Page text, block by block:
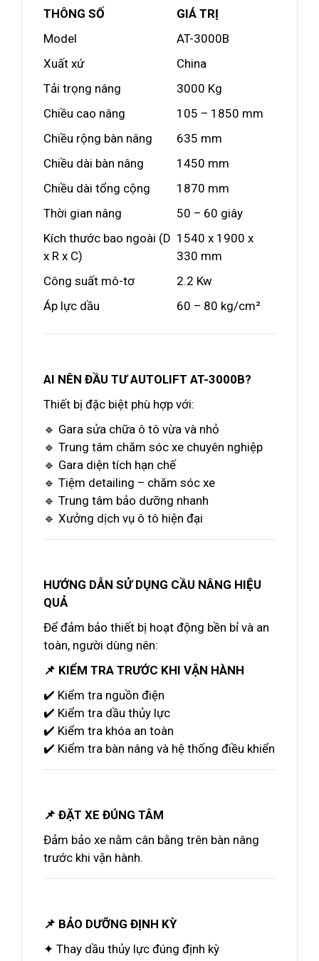
THÔNG SỐ
GIÁ TRỊ
Model
AT-3000B
Xuất xứ
China
Tải trọng nâng
3000 Kg
Chiều cao nâng
105 – 1850 mm
Chiều rộng bàn nâng
635 mm
Chiều dài bàn nâng
1450 mm
Chiều dài tổng cộng
1870 mm
Thời gian nâng
50 – 60 giây
Kích thước bao ngoài (D
x R x C)
1540 x 1900 x
330 mm
Công suất mô-tơ
2.2 Kw
Áp lực dầu
60 – 80 kg/cm²
AI NÊN ĐẦU TƯ AUTOLIFT AT-3000B?
Thiết bị đặc biệt phù hợp với:
🔹 Gara sửa chữa ô tô vừa và nhỏ
🔹 Trung tâm chăm sóc xe chuyên nghiệp
🔹 Gara diện tích hạn chế
🔹 Tiệm detailing – chăm sóc xe
🔹 Trung tâm bảo dưỡng nhanh
🔹 Xưởng dịch vụ ô tô hiện đại
HƯỚNG DẪN SỬ DỤNG CẦU NÂNG HIỆU
QUẢ
Để đảm bảo thiết bị hoạt động bền bỉ và an
toàn, người dùng nên:
📌 KIỂM TRA TRƯỚC KHI VẬN HÀNH
✔️ Kiểm tra nguồn điện
✔️ Kiểm tra dầu thủy lực
✔️ Kiểm tra khóa an toàn
✔️ Kiểm tra bàn nâng và hệ thống điều khiển
📌 ĐẶT XE ĐÚNG TÂM
Đảm bảo xe nằm cân bằng trên bàn nâng
trước khi vận hành.
📌 BẢO DƯỠNG ĐỊNH KỲ
✦ Thay dầu thủy lực đúng định kỳ